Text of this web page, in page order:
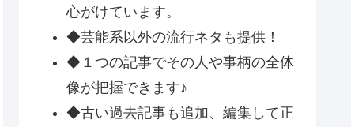
心がけています。
◆芸能系以外の流行ネタも提供！
◆１つの記事でその人や事柄の全体
像が把握できます♪
◆古い過去記事も追加、編集して正